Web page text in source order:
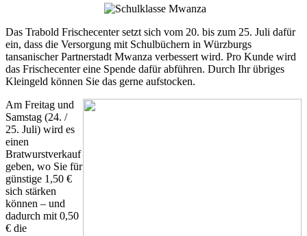
Das Trabold Frischecenter setzt sich vom 20. bis zum 25. Juli dafür
ein, dass die Versorgung mit Schulbüchern in Würzburgs
tansanischer Partnerstadt Mwanza verbessert wird. Pro Kunde wird
das Frischecenter eine Spende dafür abführen. Durch Ihr übriges
Kleingeld können Sie das gerne aufstocken.
Am Freitag und
Samstag (24. /
25. Juli) wird es
einen
Bratwurstverkauf
geben, wo Sie für
günstige 1,50 €
sich stärken
können – und
dadurch mit 0,50
€ die